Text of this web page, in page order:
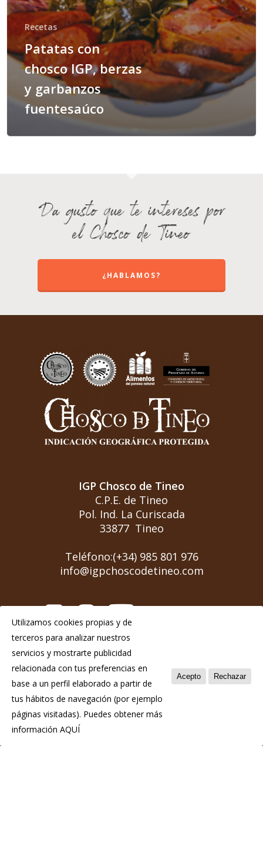
Recetas
Patatas con
chosco IGP, berzas
y garbanzos
fuentesaúco
Da gusto que te intereses por
el Chosco de Tineo
¿HABLAMOS?
IGP Chosco de Tineo
C.P.E. de Tineo
Pol. Ind. La Curiscada
33877 Tineo
Teléfono:(+34) 985 801 976
info@igpchoscodetineo.com
Aviso Legal
Política de privacidad
Política de cookies
Utilizamos cookies propias y de
terceros para analizar nuestros
servicios y mostrarte publicidad
relacionada con tus preferencias en
base a un perfil elaborado a partir de
tus hábitos de navegación (por ejemplo
páginas visitadas). Puedes obtener más
información AQUÍ
Acepto Rechazar